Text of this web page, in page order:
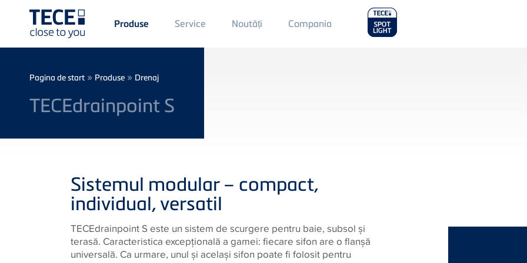
Main
Menü
1
Produse Service Noutăți Main
Menu
Compania
Breadcrumb
Pagina de start » Produse » Drenaj
TECEdrainpoint S
Sistemul modular – compact,
individual, versatil
TECEdrainpoint S este un sistem de scurgere pentru baie, subsol şi
terasă. Caracteristica excepţională a gamei: fiecare sifon are o flanşă
universală. Ca urmare, unul şi acelaşi sifon poate fi folosit pentru